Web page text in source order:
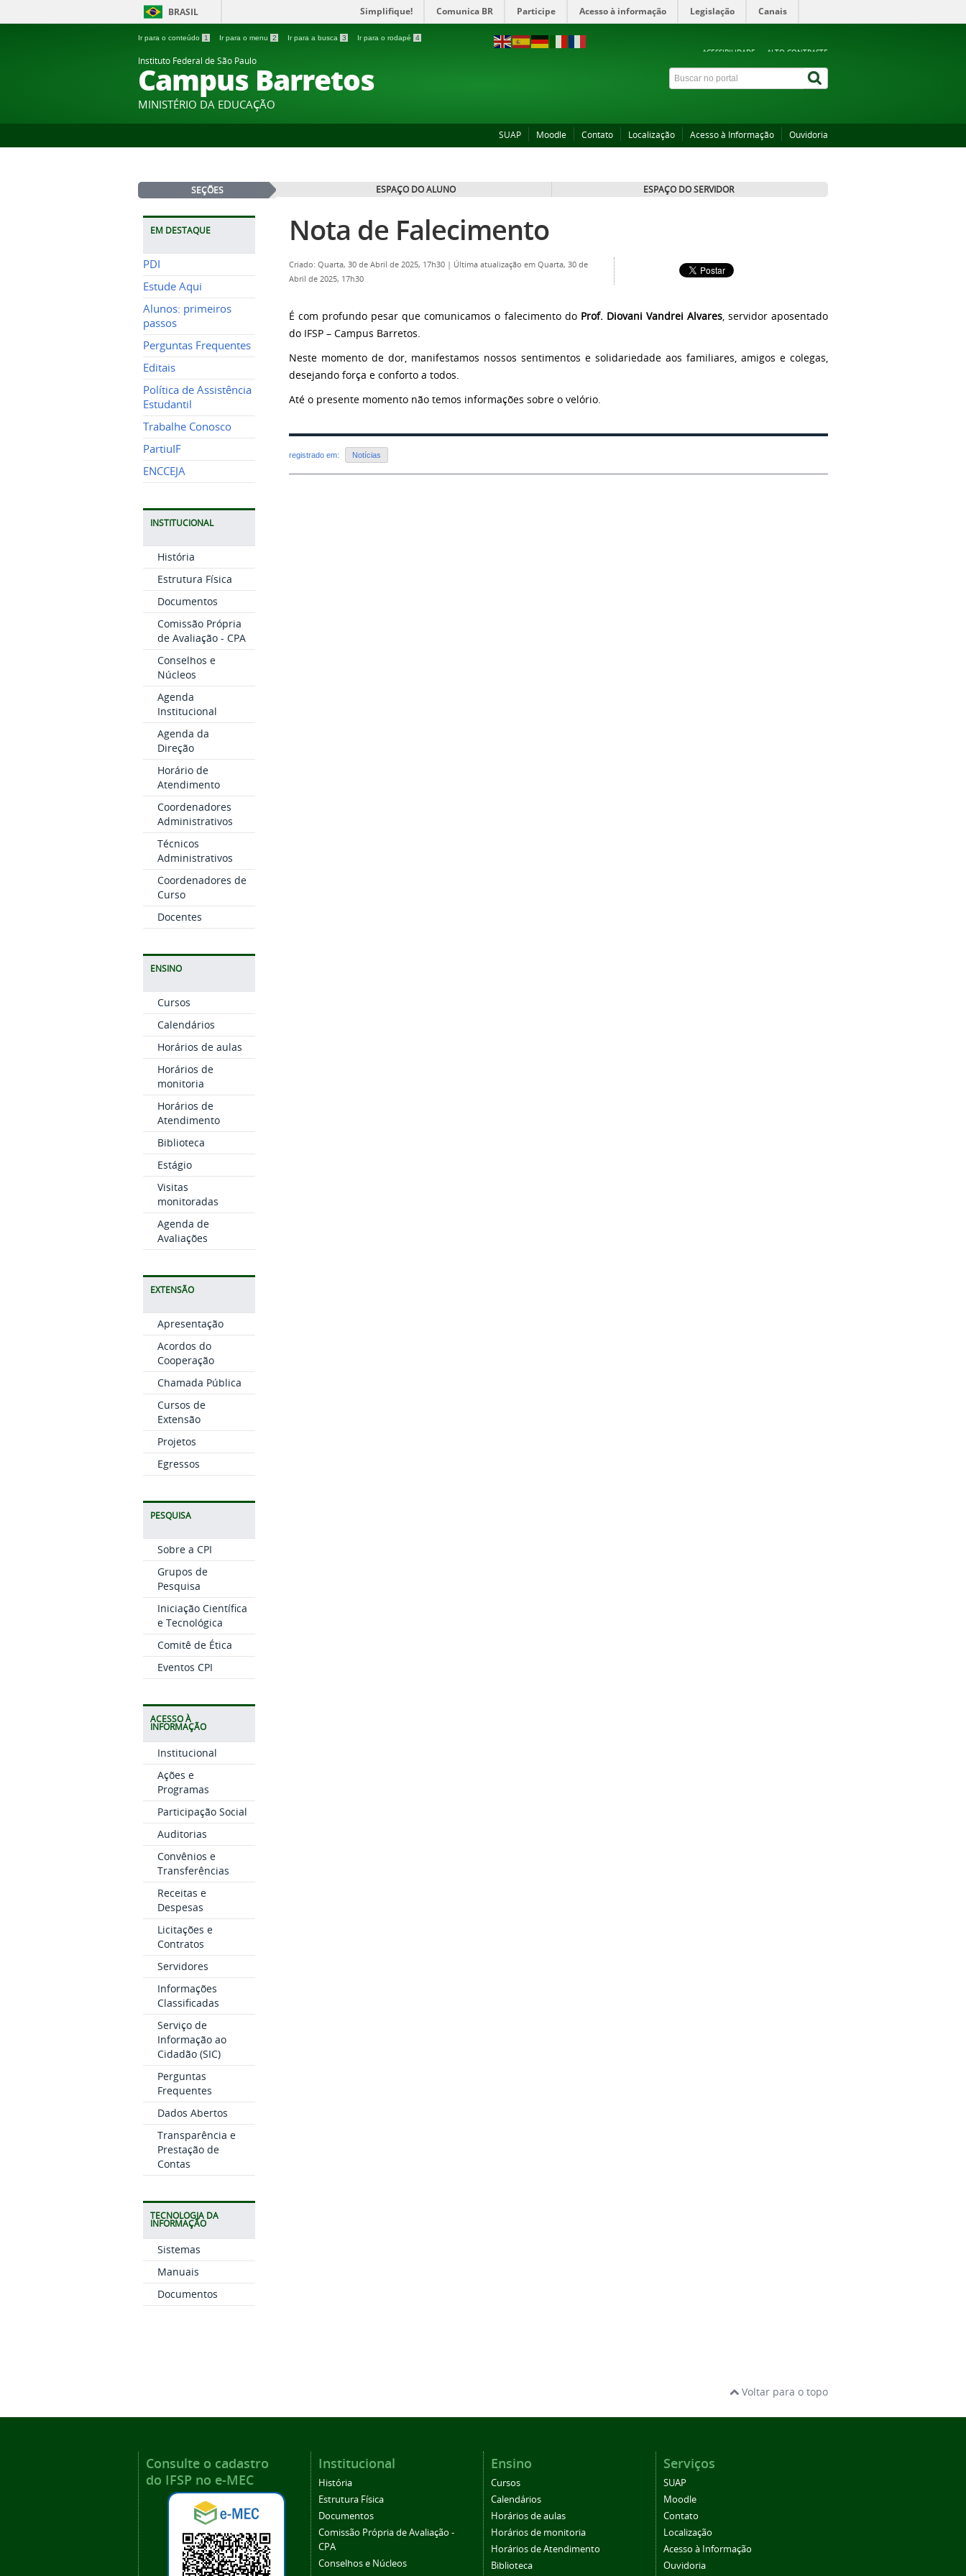
BRASIL Simplifique! Comunica BR Participe Acesso à informação Legislação Canais
Ir para o conteúdo 1 Ir para o menu 2 Ir para a busca 3 Ir para o rodapé 4
ACESSIBILIDADE ALTO CONTRASTE
Instituto Federal de São Paulo
Campus Barretos
MINISTÉRIO DA EDUCAÇÃO
SUAP Moodle Contato Localização Acesso à Informação Ouvidoria
SEÇÕES ESPAÇO DO ALUNO ESPAÇO DO SERVIDOR
EM DESTAQUE
PDI
Estude Aqui
Alunos: primeiros
passos
Perguntas Frequentes
Editais
Política de Assistência
Estudantil
Trabalhe Conosco
PartiuIF
ENCCEJA
INSTITUCIONAL
História
Estrutura Física
Documentos
Comissão Própria
de Avaliação - CPA
Conselhos e
Núcleos
Agenda
Institucional
Agenda da
Direção
Horário de
Atendimento
Coordenadores
Administrativos
Técnicos
Administrativos
Coordenadores de
Curso
Docentes
ENSINO
Cursos
Calendários
Horários de aulas
Horários de
monitoria
Horários de
Atendimento
Biblioteca
Estágio
Visitas
monitoradas
Agenda de
Avaliações
EXTENSÃO
Apresentação
Acordos do
Cooperação
Chamada Pública
Cursos de
Extensão
Projetos
Egressos
PESQUISA
Sobre a CPI
Grupos de
Pesquisa
Iniciação Científica
e Tecnológica
Comitê de Ética
Eventos CPI
ACESSO À
INFORMAÇÃO
Institucional
Ações e
Programas
Participação Social
Auditorias
Convênios e
Transferências
Receitas e
Despesas
Licitações e
Contratos
Servidores
Informações
Classificadas
Serviço de
Informação ao
Cidadão (SIC)
Perguntas
Frequentes
Dados Abertos
Transparência e
Prestação de
Contas
TECNOLOGIA DA
INFORMAÇÃO
Sistemas
Manuais
Documentos
Nota de Falecimento
Criado: Quarta, 30 de Abril de 2025, 17h30 | Última atualização em Quarta, 30 de
Abril de 2025, 17h30
É com profundo pesar que comunicamos o falecimento do Prof. Diovani Vandrei Alvares, servidor aposentado
do IFSP – Campus Barretos.
Neste momento de dor, manifestamos nossos sentimentos e solidariedade aos familiares, amigos e colegas,
desejando força e conforto a todos.
Até o presente momento não temos informações sobre o velório.
registrado em: Notícias
Voltar para o topo
Consulte o cadastro
do IFSP no e-MEC
Institucional
História
Estrutura Física
Documentos
Comissão Própria de Avaliação -
CPA
Conselhos e Núcleos
Ensino
Cursos
Calendários
Horários de aulas
Horários de monitoria
Horários de Atendimento
Biblioteca
Serviços
SUAP
Moodle
Contato
Localização
Acesso à Informação
Ouvidoria